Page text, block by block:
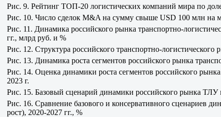
Рис. 9. Рейтинг ТОП-20 логистических компаний мира по
Рис. 10. Число сделок M&A на сумму свыше USD 100 млн на
Рис. 11. Динамика российского рынка транспортно-
гг., млрд руб. и %
Рис. 12. Структура российского транспортно-логистического
Рис. 13. Динамика роста сегментов российского рынка
Рис. 14. Оценка динамики роста сегментов российского
2023 г.
Рис. 15. Базовый сценарий динамики российского рынка
Рис. 16. Сравнение базового и консервативного сценариев
рост), 2020-2027 гг., %